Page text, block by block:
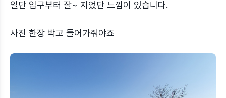
일단 입구부터 잘~ 지었단 느낌이 있습니다.
사진 한장 박고 들어가줘야죠